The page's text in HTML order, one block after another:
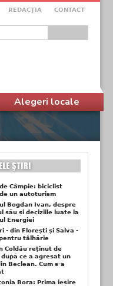
REDACŢIA CONTACT
Alegeri locale
Câmpie: biciclist
un autoturism
Bogdan Ivan, despre
său și deciziile luate la
Energiei
- din Florești și Salva -
tâlhărie
Coldău reținut de
ce a agresat un
Beclean. Cum s-a
Bora: Prima ieșire